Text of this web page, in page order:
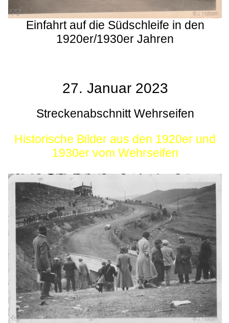
Einfahrt auf die Südschleife in den
1920er/1930er Jahren
27. Januar 2023
Streckenabschnitt Wehrseifen
Historische Bilder aus den 1920er und
1930er vom Wehrseifen